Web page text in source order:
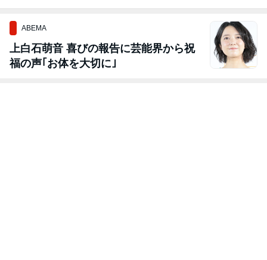
ABEMA
上白石萌音 喜びの報告に芸能界から祝
福の声｢お体を大切に｣